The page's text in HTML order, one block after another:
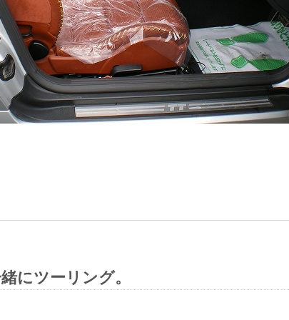
にツーリング。